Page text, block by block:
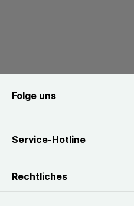
Service-Hotline
Folge uns
Rechtliches